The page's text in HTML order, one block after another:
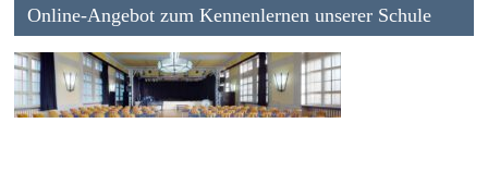
Online-Angebot zum Kennenlernen unserer Schule